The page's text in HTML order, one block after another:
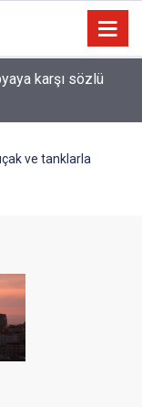
karşı sözlü
ve tanklarla